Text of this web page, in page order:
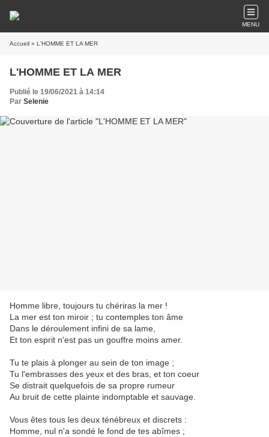
MENU
Accueil » L'HOMME ET LA MER
L'HOMME ET LA MER
Publié le 19/06/2021 à 14:14
Par Selenie
Homme libre, toujours tu chériras la mer !
La mer est ton miroir ; tu contemples ton âme
Dans le déroulement infini de sa lame,
Et ton esprit n'est pas un gouffre moins amer.
Tu te plais à plonger au sein de ton image ;
Tu l'embrasses des yeux et des bras, et ton coeur
Se distrait quelquefois de sa propre rumeur
Au bruit de cette plainte indomptable et sauvage.
Vous êtes tous les deux ténébreux et discrets :
Homme, nul n'a sondé le fond de tes abîmes ;